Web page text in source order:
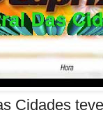
Cidades